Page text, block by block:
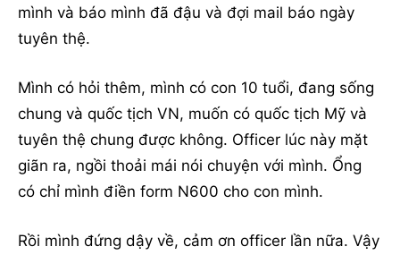
mình và báo mình đã đậu và đợi mail báo ngày
tuyên thệ.
Mình có hỏi thêm, mình có con 10 tuổi, đang sống
chung và quốc tịch VN, muốn có quốc tịch Mỹ và
tuyên thệ chung được không. Officer lúc này mặt
giãn ra, ngồi thoải mái nói chuyện với mình. Ổng
có chỉ mình điền form N600 cho con mình.
Rồi mình đứng dậy về, cảm ơn officer lần nữa. Vậy